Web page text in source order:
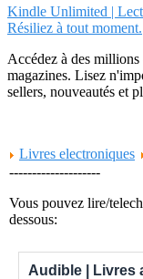
Kindle Unlimited |
Résiliez à tout moment.
Accédez à des
magazines. Lisez
sellers, nouveautés et
Livres electroniques
--------------------
Vous pouvez lire/
dessous:
Audible | Livres